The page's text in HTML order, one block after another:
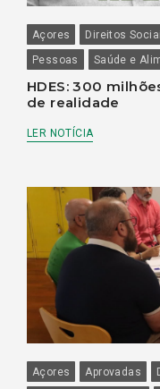
Açores Direitos
Pessoas
Saúde e
HDES: 300
de realidade
LER NOTÍCIA
Açores Aprovadas